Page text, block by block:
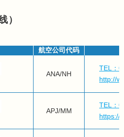
）
航空公司代码
ANA/NH
TEL：
http://
APJ/MM
TEL：
https://